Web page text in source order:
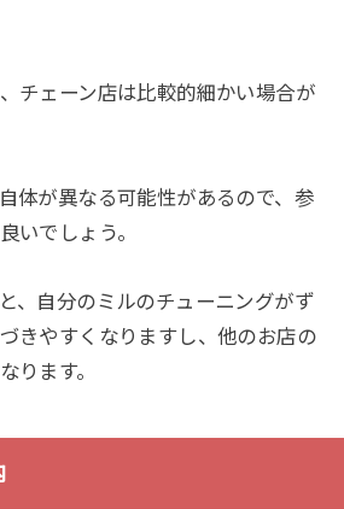
チェーン店は比較的細かい場合が
体が異なる可能性があるので、参
いでしょう。
、自分のミルのチューニングがず
きやすくなりますし、他のお店の
ります。